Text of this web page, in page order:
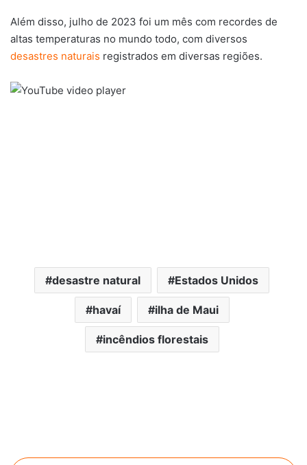
Além disso, julho de 2023 foi um mês com recordes de
altas temperaturas no mundo todo, com diversos
desastres naturais registrados em diversas regiões.
desastre natural Estados Unidos
havaí ilha de Maui
incêndios florestais